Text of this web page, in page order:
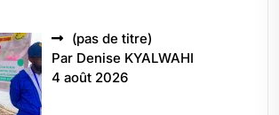
(pas de titre)
5496
Par Denise KYALWAHI
4 août 2026